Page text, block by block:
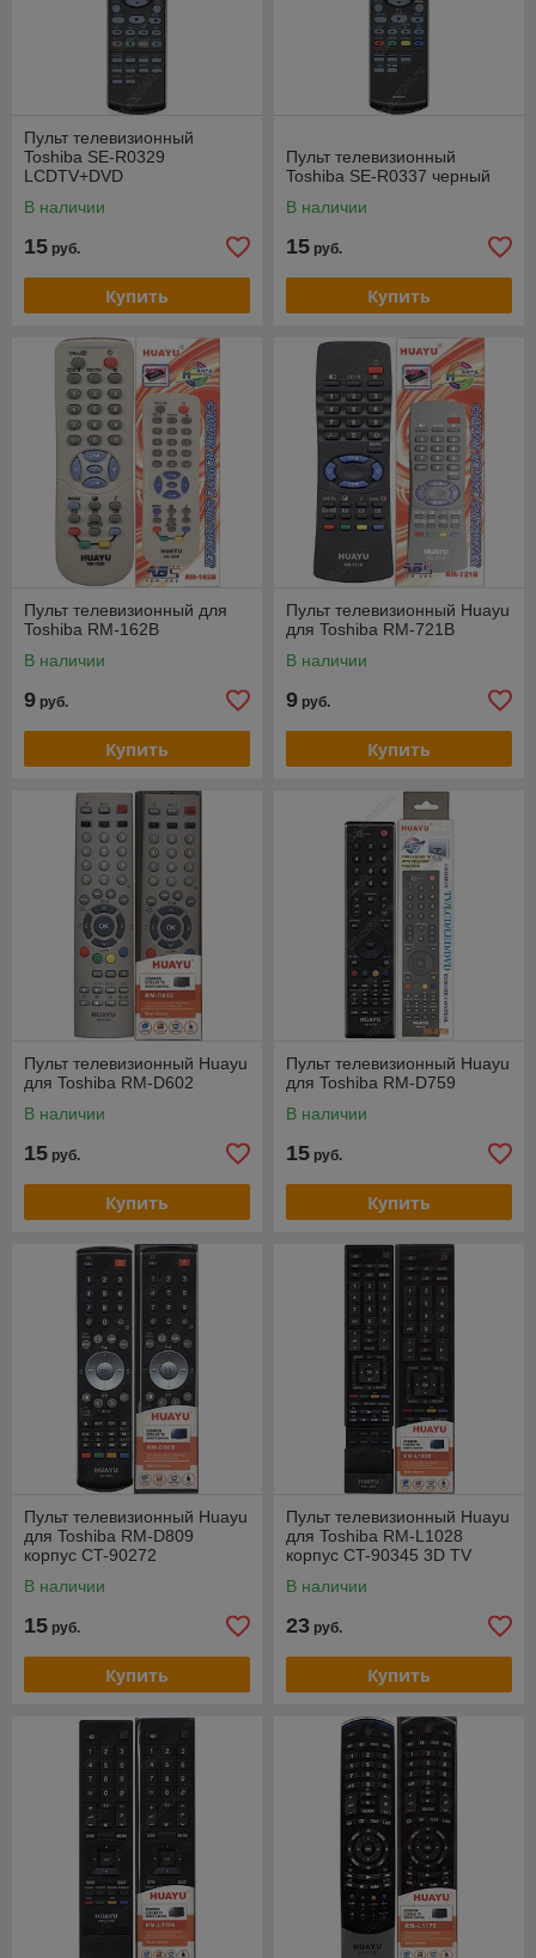
Пульт телевизионный
Toshiba SE-R0329
LCDTV+DVD
В наличии
15 руб.
Купить
Пульт телевизионный
Toshiba SE-R0337 черный
В наличии
15 руб.
Купить
Пульт телевизионный для
Toshiba RM-162B
В наличии
9 руб.
Купить
Пульт телевизионный Huayu
для Toshiba RM-721B
В наличии
9 руб.
Купить
Пульт телевизионный Huayu
для Toshiba RM-D602
В наличии
15 руб.
Купить
Пульт телевизионный Huayu
для Toshiba RM-D759
В наличии
15 руб.
Купить
Пульт телевизионный Huayu
для Toshiba RM-D809
корпус CT-90272
В наличии
15 руб.
Купить
Пульт телевизионный Huayu
для Toshiba RM-L1028
корпуc CT-90345 3D TV
В наличии
23 руб.
Купить